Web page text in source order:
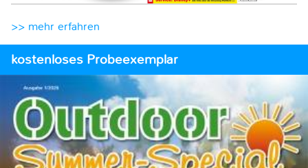
>> mehr erfahren
kostenloses Probeexemplar